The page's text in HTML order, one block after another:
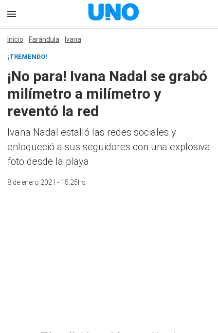
Inicio Farándula Ivana
¡TREMENDO!
¡No para! Ivana Nadal se grabó
milímetro a milímetro y
reventó la red
Ivana Nadal estalló las redes sociales y
enloqueció a sus seguidores con una explosiva
foto desde la playa
8 de enero 2021 - 15:25hs